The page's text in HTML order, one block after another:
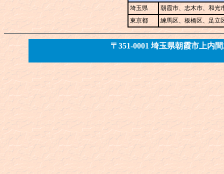
埼玉県
朝霞市、志木市、和光
東京都
練馬区、板橋区、足立
〒351-0001 埼玉県朝霞市上内